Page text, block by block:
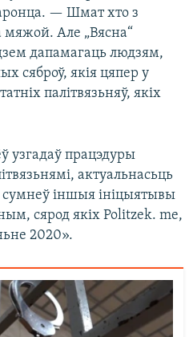
— Шмат хто з
Але „Вясна“
дапамагаць людзям,
сяброў, якія цяпер у
палітвязьняў, якіх
узгадаў працэдуры
актуальнасьць
сумнеў іншыя ініцыятывы
сярод якіх Politzek. me,
2020».